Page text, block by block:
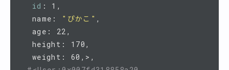
id : 1,
  name:
"ぴかこ" ,
  age: 22,
  height: 170,
  weight: 60,>,